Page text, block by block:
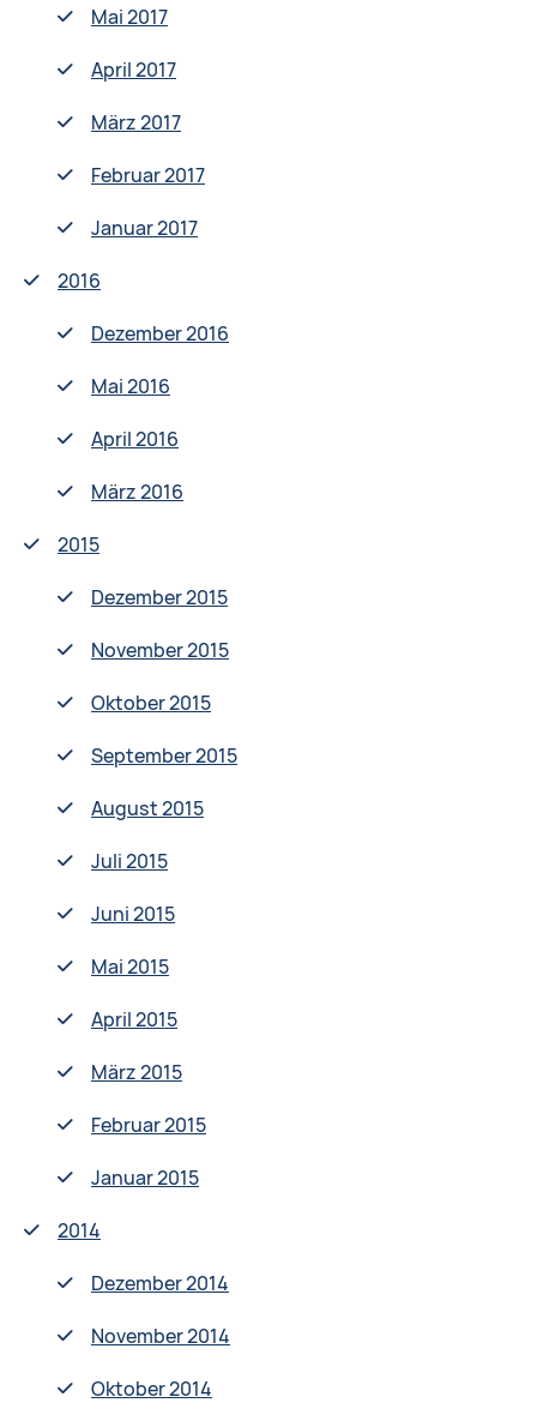
Mai 2017
April 2017
März 2017
Februar 2017
Januar 2017
2016
Dezember 2016
Mai 2016
April 2016
März 2016
2015
Dezember 2015
November 2015
Oktober 2015
September 2015
August 2015
Juli 2015
Juni 2015
Mai 2015
April 2015
März 2015
Februar 2015
Januar 2015
2014
Dezember 2014
November 2014
Oktober 2014